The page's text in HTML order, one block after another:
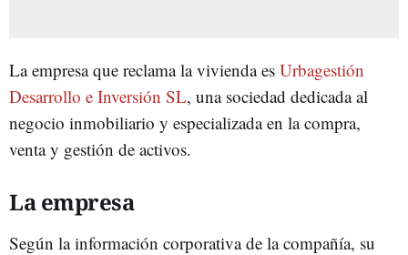
La empresa que reclama la vivienda es Urbagestión
Desarrollo e Inversión SL, una sociedad dedicada al
negocio inmobiliario y especializada en la compra,
venta y gestión de activos.
La empresa
Según la información corporativa de la compañía, su